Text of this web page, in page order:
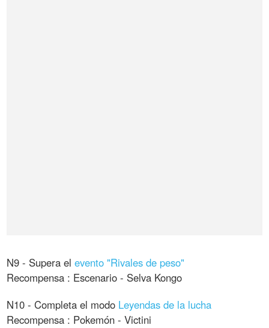
N9 - Supera elevento "Rivales de peso"
Recompensa : Escenario - Selva Kongo
N10 - Completa el modo Leyendas de la lucha
Recompensa : Pokemón - Victini